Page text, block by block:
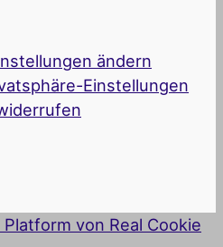
ändern
Einstellungen
von Real Cookie